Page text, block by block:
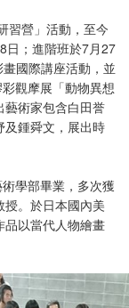
習營」活動，至今
日；進階班於7月27
國際講座活動，並
觀摩展「動物異想
藝術家包含白田誉
及鍾舜文，展出時
學部畢業，多次獲
。於日本國內美
品以當代人物繪畫